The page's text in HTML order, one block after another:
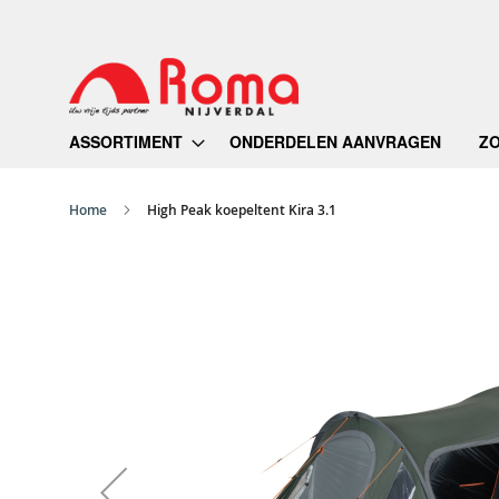
de
inhoud
ASSORTIMENT ONDERDELEN AANVRAGEN
Home High Peak koepeltent Kira 3.1